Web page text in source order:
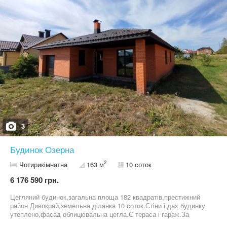
3
Будинок Озерна
Чотирикімнатна 163 м2 10 соток
6 176 590 грн.
Цегляний будинок,загальна площа 182 квадратів,престижний
район Дивокрай,земельна ділянка 10 соток.Стіни і дах будинку
утеплено,фасад облицювальна цегла.Є тераса і гараж.За